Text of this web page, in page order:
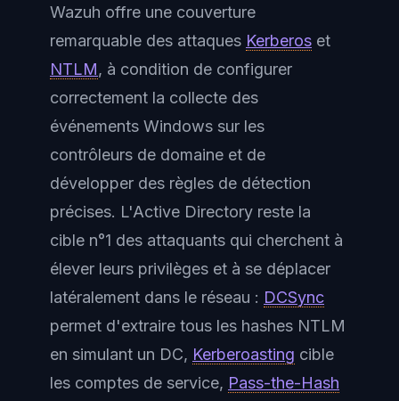
Wazuh offre une couverture
remarquable des attaques Kerberos et
NTLM, à condition de configurer
correctement la collecte des
événements Windows sur les
contrôleurs de domaine et de
développer des règles de détection
précises. L'Active Directory reste la
cible n°1 des attaquants qui cherchent à
élever leurs privilèges et à se déplacer
latéralement dans le réseau : DCSync
permet d'extraire tous les hashes NTLM
en simulant un DC, Kerberoasting cible
les comptes de service, Pass-the-Hash